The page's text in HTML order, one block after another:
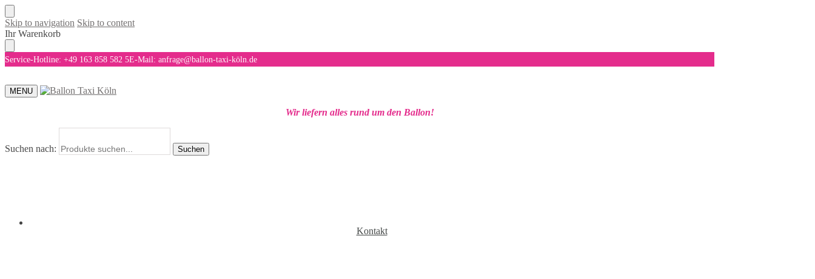
Skip to navigation Skip to content
Ihr Warenkorb
Service-Hotline: +49 163 858 582 5E-Mail: anfrage@ballon-taxi-köln.de
MENU
Wir liefern alles rund um den Ballon!
Suchen nach: Suchen
Kontakt